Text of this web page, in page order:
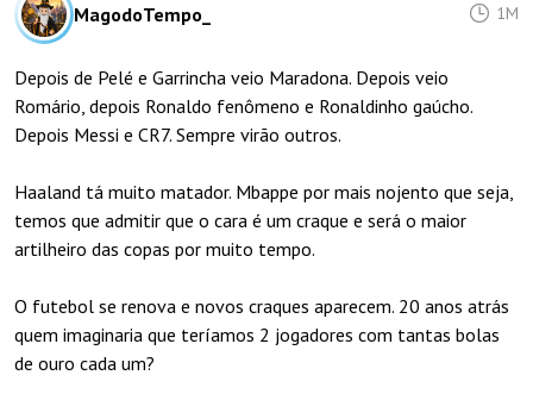
MagodoTempo_ 1M
Depois de Pelé e Garrincha veio Maradona. Depois veio
Romário, depois Ronaldo fenômeno e Ronaldinho gaúcho.
Depois Messi e CR7. Sempre virão outros.
Haaland tá muito matador. Mbappe por mais nojento que seja,
temos que admitir que o cara é um craque e será o maior
artilheiro das copas por muito tempo.
O futebol se renova e novos craques aparecem. 20 anos atrás
quem imaginaria que teríamos 2 jogadores com tantas bolas
de ouro cada um?